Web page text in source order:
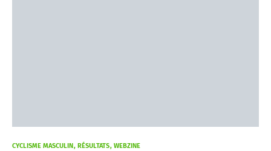
CYCLISME MASCULIN RÉSULTATS WEBZINE